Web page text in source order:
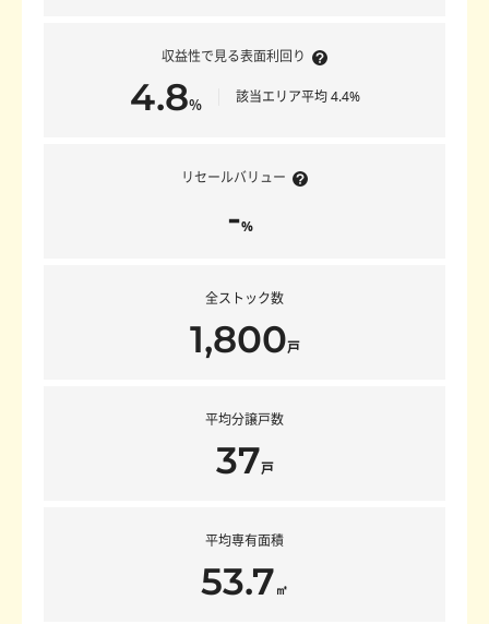
収益性で見る表面利回り
4.8％ 該当エリア平均 4.4%
リセールバリュー
-%
全ストック数
1,800戸
平均分譲戸数
37戸
平均専有面積
53.7㎡